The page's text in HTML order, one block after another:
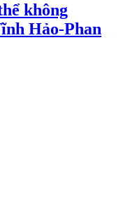
không
Hảo-Phan